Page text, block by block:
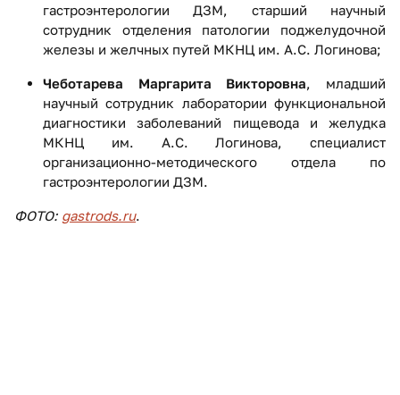
гастроэнтерологии ДЗМ, старший научный
сотрудник отделения патологии поджелудочной
железы и желчных путей МКНЦ им. А.С. Логинова;
Чеботарева Маргарита Викторовна , младший
научный сотрудник лаборатории функциональной
диагностики заболеваний пищевода и желудка
МКНЦ им. А.С. Логинова, специалист
организационно-методического отдела по
гастроэнтерологии ДЗМ.
ФОТО: gastrods.ru.